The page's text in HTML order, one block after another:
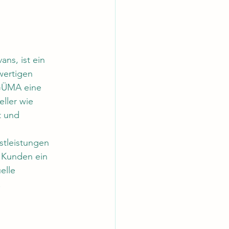
ist ein
eine
wie
und
ein